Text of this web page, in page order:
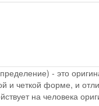
- это
и четкой форме, и
на человека